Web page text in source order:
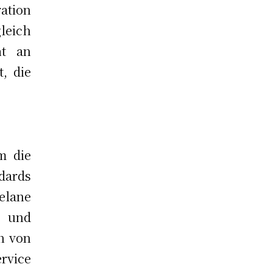
an
die
die
und
von